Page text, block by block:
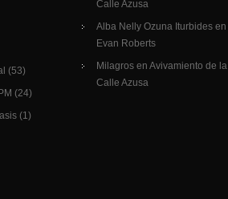
(53)
(24)
(1)
Calle Azusa
Alba Nelly Ozuna Iturbides en
Evan Roberts
Milagros en Avivamiento de la
Calle Azusa